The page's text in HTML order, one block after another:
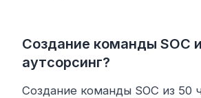
Создание команды SOC
аутсорсинг?
Создание команды SOC из 50